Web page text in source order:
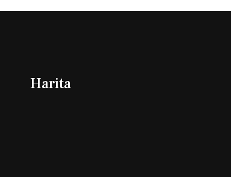
Harita